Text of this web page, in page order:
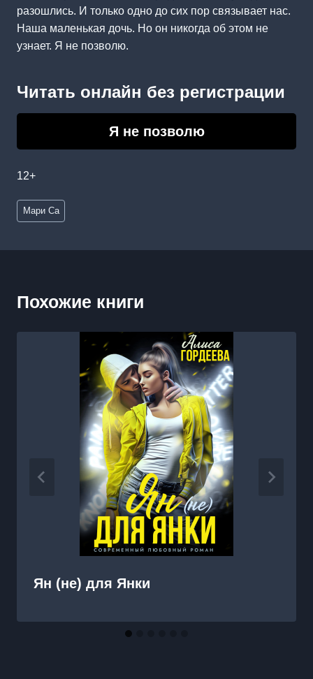
разошлись. И только одно до сих пор связывает нас.
Наша маленькая дочь. Но он никогда об этом не
узнает. Я не позволю.
Читать онлайн без регистрации
Я не позволю
12+
Метки
записи:
Мари Са
Похожие книги
Ян (не) для Янки